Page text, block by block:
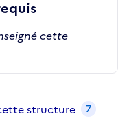
cette
structure 7